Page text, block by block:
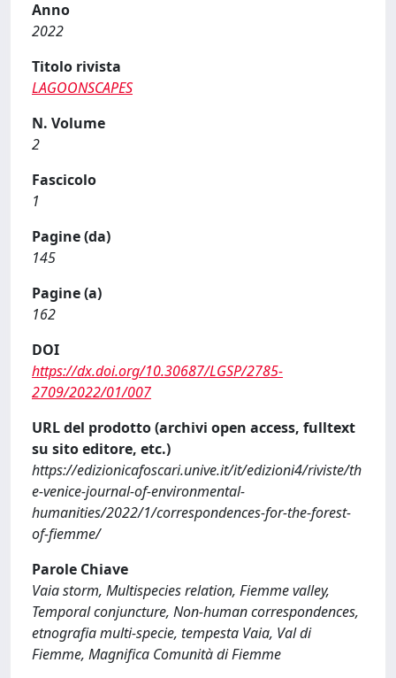
Anno
2022
Titolo rivista
LAGOONSCAPES
N. Volume
2
Fascicolo
1
Pagine (da)
145
Pagine (a)
162
DOI
https://dx.doi.org/10.30687/LGSP/2785-
2709/2022/01/007
URL del prodotto (archivi open access, fulltext
su sito editore, etc.)
https://edizionicafoscari.unive.it/it/edizioni4/riviste/th
e-venice-journal-of-environmental-
humanities/2022/1/correspondences-for-the-forest-
of-fiemme/
Parole Chiave
Vaia storm, Multispecies relation, Fiemme valley,
Temporal conjuncture, Non-human correspondences,
etnografia multi-specie, tempesta Vaia, Val di
Fiemme, Magnifica Comunità di Fiemme